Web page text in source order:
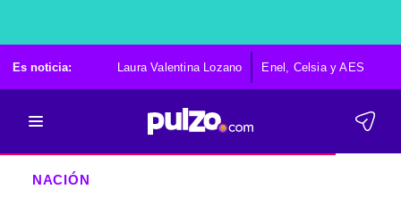
Es noticia: Laura Valentina Lozano Enel, Celsia y AES
NACIÓN